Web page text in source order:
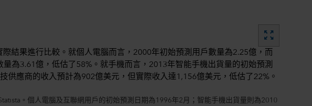
zoom_out_map
。個人電腦及互聯網用戶的初始預測日期為1996年2月；智能手機出貨量則為2010